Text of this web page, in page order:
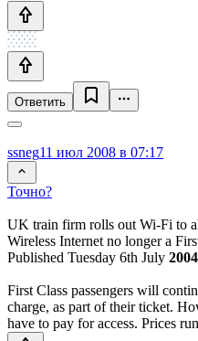
Ответить
ssneg11 июл 2008 в 07:17
Точно?
UK train firm rolls out Wi-Fi to
Wireless Internet no longer a
Published Tuesday 6th July 2004
First Class passengers will
charge, as part of their ticket.
have to pay for access. Prices